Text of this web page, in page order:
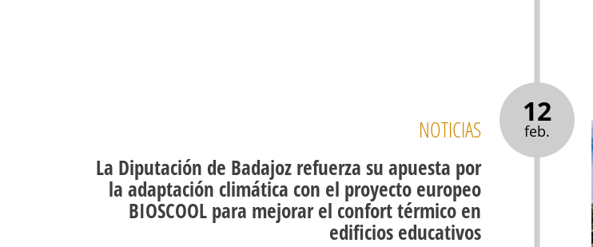
12
feb.
NOTICIAS
La Diputación de Badajoz refuerza su apuesta por
la adaptación climática con el proyecto europeo
BIOSCOOL para mejorar el confort térmico en
edificios educativos